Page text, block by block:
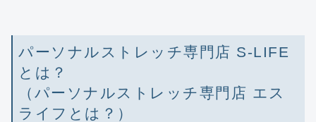
パーソナルストレッチ専門店 S-LIFE
とは？
（パーソナルストレッチ専門店 エス
ライフとは？）